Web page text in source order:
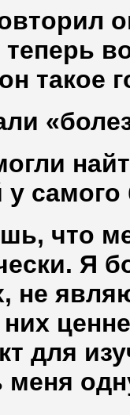
такое
самого
что
Я
не
для